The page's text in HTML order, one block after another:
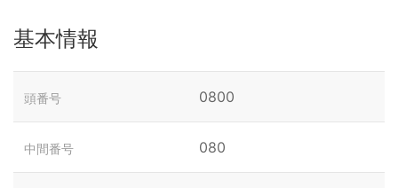
基本情報
頭番号 0800
中間番号 080